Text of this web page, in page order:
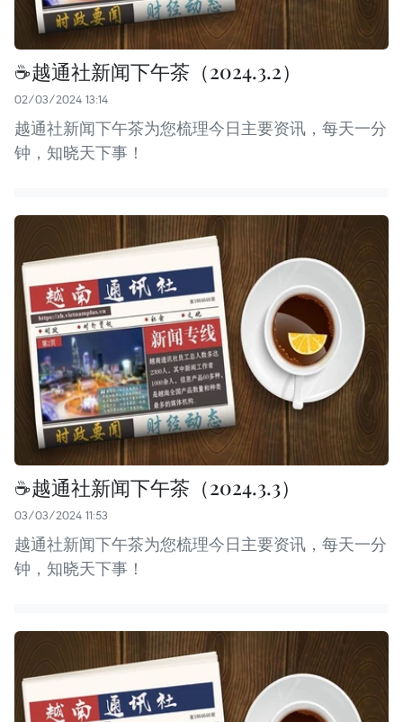
☕️越通社新闻下午茶（2024.3.2）
02/03/2024 13:14
越通社新闻下午茶为您梳理今日主要资讯，每天一分
钟，知晓天下事！
☕️越通社新闻下午茶（2024.3.3）
03/03/2024 11:53
越通社新闻下午茶为您梳理今日主要资讯，每天一分
钟，知晓天下事！